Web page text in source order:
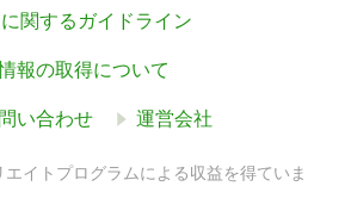
関するガイドライン
報の取得について
い合わせ 運営会社
イトプログラムによる収益を得ていま